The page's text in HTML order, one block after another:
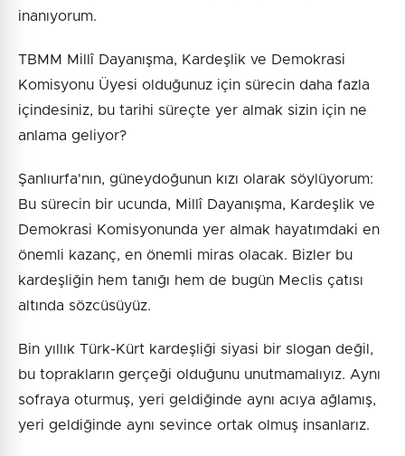
inanıyorum.
TBMM Millî Dayanışma, Kardeşlik ve Demokrasi
Komisyonu Üyesi olduğunuz için sürecin daha fazla
içindesiniz, bu tarihi süreçte yer almak sizin için ne
anlama geliyor?
Şanlıurfa'nın, güneydoğunun kızı olarak söylüyorum:
Bu sürecin bir ucunda, Millî Dayanışma, Kardeşlik ve
Demokrasi Komisyonunda yer almak hayatımdaki en
önemli kazanç, en önemli miras olacak. Bizler bu
kardeşliğin hem tanığı hem de bugün Meclis çatısı
altında sözcüsüyüz.
Bin yıllık Türk-Kürt kardeşliği siyasi bir slogan değil,
bu toprakların gerçeği olduğunu unutmamalıyız. Aynı
sofraya oturmuş, yeri geldiğinde aynı acıya ağlamış,
yeri geldiğinde aynı sevince ortak olmuş insanlarız.